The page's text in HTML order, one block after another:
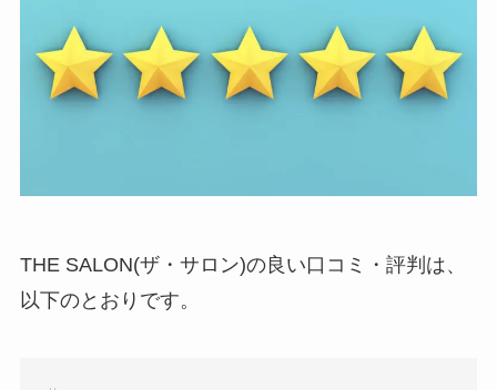
THE SALON(ザ・サロン)の良い口コミ・評判は、
以下のとおりです。